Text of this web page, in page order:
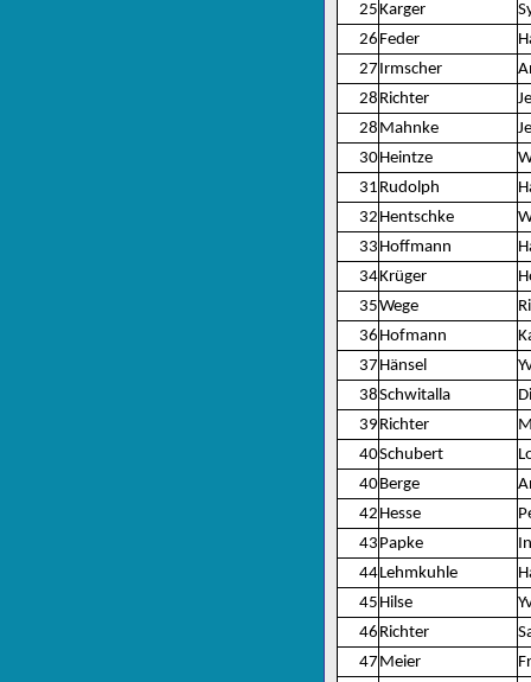
25Karger
26 Feder
27 Irmscher
28 Richter
28 Mahnke
30Heintze
31 Rudolph
32 Hentschke
33 Hoffmann
34Krüger
35Wege
36 Hofmann
37 Hänsel
38Schwitalla
39 Richter
40Schubert
40Berge
42 Hesse
43 Papke
44Lehmkuhle
45 Hilse
46 Richter
47 Meier